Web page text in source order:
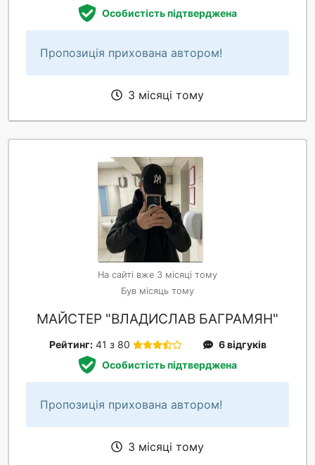
Особистість підтверджена
Пропозиція прихована автором!
3 місяці тому
На сайті вже 3 місяці тому
Був місяць тому
МАЙСТЕР "ВЛАДИСЛАВ БАГРАМЯН"
Рейтинг: 41 з 80
6 відгуків
Особистість підтверджена
Пропозиція прихована автором!
3 місяці тому